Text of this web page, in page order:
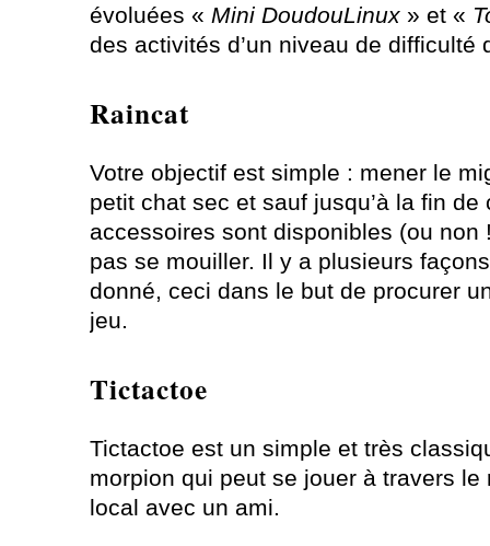
évoluées « Mini DoudouLinux» et «
des activités d’un niveau de difficulté
Raincat
Votre objectif est simple : mener le
petit chat sec et sauf jusqu’à la fin
accessoires sont disponibles (ou non
pas se mouiller. Il y a plusieurs
donné, ceci dans le but de procurer
jeu.
Tictactoe
Tictactoe est un simple et très
morpion qui peut se jouer à travers le
local avec un ami.